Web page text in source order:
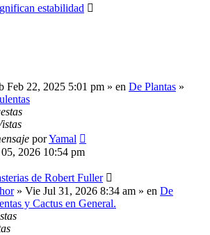
estabilidad
Feb 22, 2025 5:01 pm » en De Plantas »
porYamal
2026 10:54 pm
de Robert Fuller
» Vie Jul 31, 2026 8:34 am » en De
y Cactus en General.